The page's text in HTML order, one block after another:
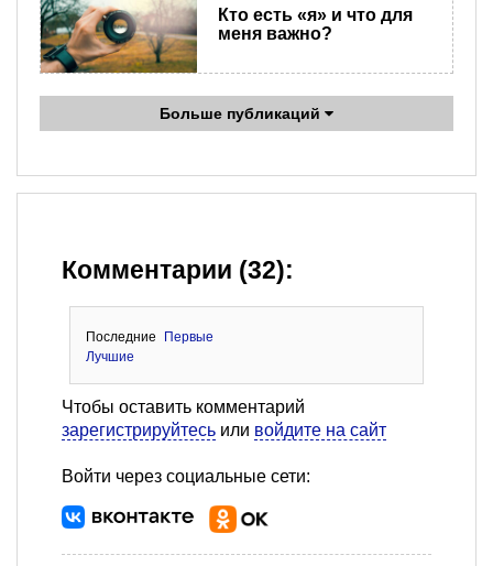
Кто есть «я» и что для
меня важно?
Больше публикаций
Комментарии (32):
Последние
Первые
Лучшие
Чтобы оставить комментарий
зарегистрируйтесь или войдите на сайт
Войти через социальные сети: